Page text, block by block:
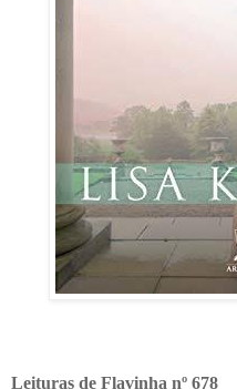
Leituras de Flavinha nº 678